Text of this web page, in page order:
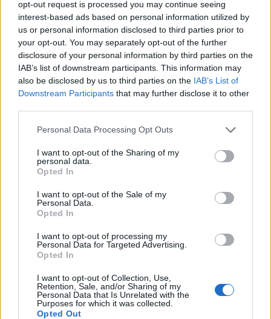
opt-out request is processed you may continue seeing
interest-based ads based on personal information utilized by
us or personal information disclosed to third parties prior to
your opt-out. You may separately opt-out of the further
disclosure of your personal information by third parties on the
IAB’s list of downstream participants. This information may
also be disclosed by us to third parties on the IAB’s List of
Downstream Participants that may further disclose it to other
Please note that this website/app uses one or more Google
not limited to your visit or usage behaviour. You may click to
grant or deny consent to Google and its third-party tags to
use your data for below specified purposes in below Google
consent section.
Personal Data Processing Opt Outs
I want to opt-out of the Sharing of my
personal data.
Opted In
I want to opt-out of the Sale of my
Personal Data.
Opted In
I want to opt-out of processing my
Personal Data for Targeted Advertising.
Opted In
I want to opt-out of Collection, Use,
Retention, Sale, and/or Sharing of my
Personal Data that Is Unrelated with the
Purposes for which it was collected.
Opted Out